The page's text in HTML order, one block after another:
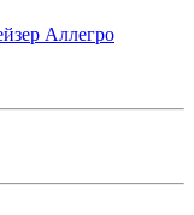
Аллегро